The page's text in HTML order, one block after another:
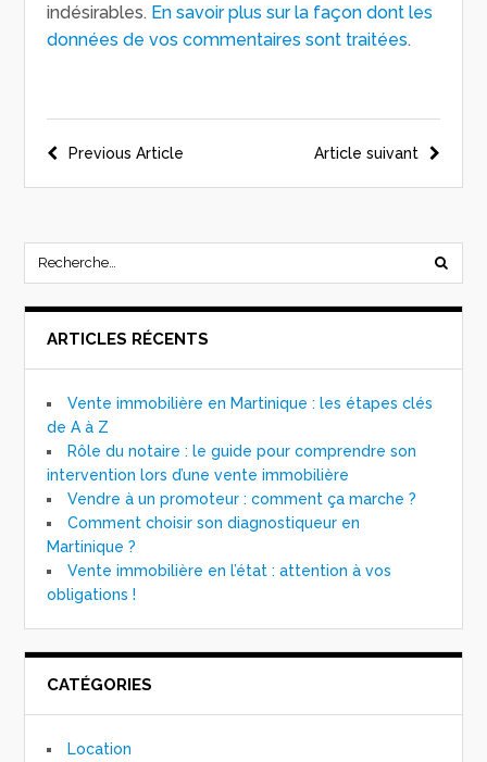
indésirables. En savoir plus sur la façon dont les
données de vos commentaires sont traitées.
Article suivant
Previous Article
ARTICLES RÉCENTS
Vente immobilière en Martinique : les étapes clés
de A à Z
Rôle du notaire : le guide pour comprendre son
intervention lors d’une vente immobilière
Vendre à un promoteur : comment ça marche ?
Comment choisir son diagnostiqueur en
Martinique ?
Vente immobilière en l’état : attention à vos
obligations !
CATÉGORIES
Location